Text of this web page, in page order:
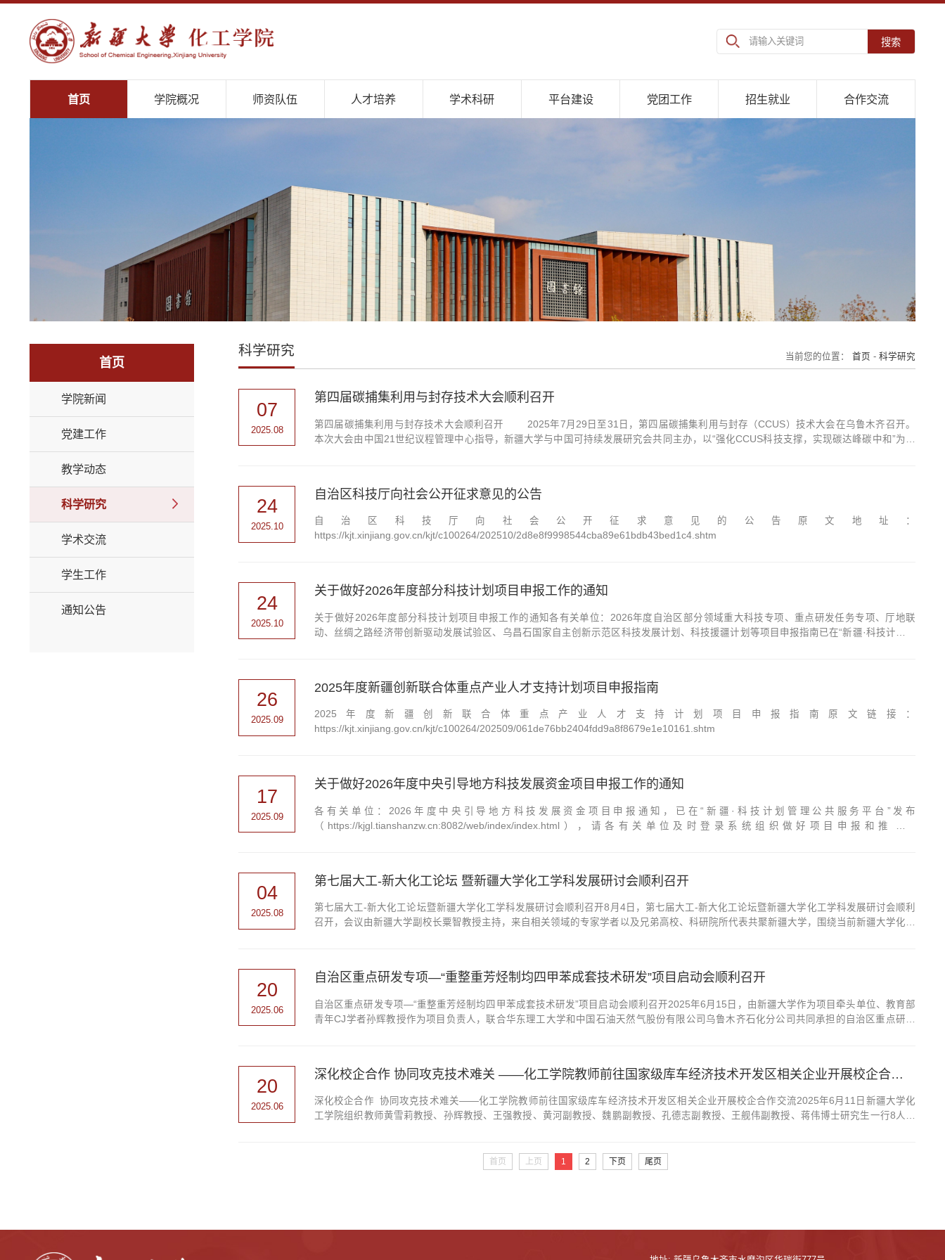
搜索
首页 学院概况 师资队伍 人才培养 学术科研 平台建设 党团工作 招生就业 合作交流
首页
学院新闻
党建工作
教学动态
科学研究
学术交流
学生工作
通知公告
科学研究 当前您的位置： 首页 - 科学研究
07
2025.08
第四届碳捕集利用与封存技术大会顺利召开
第四届碳捕集利用与封存技术大会顺利召开 2025年7月29日至31日，第四届碳捕集利用与封存（CCUS）技术大会在乌鲁木齐召开。
本次大会由中国21世纪议程管理中心指导，新疆大学与中国可持续发展研究会共同主办，以“强化CCUS科技支撑，实现碳达峰碳中和”为主
24
2025.10
自治区科技厅向社会公开征求意见的公告
自治区科技厅向社会公开征求意见的公告原文地址：
https://kjt.xinjiang.gov.cn/kjt/c100264/202510/2d8e8f9998544cba89e61bdb43bed1c4.shtm
24
2025.10
关于做好2026年度部分科技计划项目申报工作的通知
关于做好2026年度部分科技计划项目申报工作的通知各有关单位：2026年度自治区部分领域重大科技专项、重点研发任务专项、厅地联
动、丝绸之路经济带创新驱动发展试验区、乌昌石国家自主创新示范区科技发展计划、科技援疆计划等项目申报指南已在“新疆·科技计划管
26
2025.09
2025年度新疆创新联合体重点产业人才支持计划项目申报指南
2025年度新疆创新联合体重点产业人才支持计划项目申报指南原文链接：
https://kjt.xinjiang.gov.cn/kjt/c100264/202509/061de76bb2404fdd9a8f8679e1e10161.shtm
17
2025.09
关于做好2026年度中央引导地方科技发展资金项目申报工作的通知
各有关单位：2026年度中央引导地方科技发展资金项目申报通知，已在“新疆·科技计划管理公共服务平台”发布
（https://kjgl.tianshanzw.cn:8082/web/index/index.html），请各有关单位及时登录系统组织做好项目申报和推荐工
04
2025.08
第七届大工-新大化工论坛 暨新疆大学化工学科发展研讨会顺利召开
第七届大工-新大化工论坛暨新疆大学化工学科发展研讨会顺利召开8月4日，第七届大工-新大化工论坛暨新疆大学化工学科发展研讨会顺利
召开，会议由新疆大学副校长粟智教授主持，来自相关领域的专家学者以及兄弟高校、科研院所代表共聚新疆大学，围绕当前新疆大学化工
20
2025.06
自治区重点研发专项—“重整重芳烃制均四甲苯成套技术研发”项目启动会顺利召开
自治区重点研发专项—“重整重芳烃制均四甲苯成套技术研发”项目启动会顺利召开2025年6月15日，由新疆大学作为项目牵头单位、教育部
青年CJ学者孙辉教授作为项目负责人，联合华东理工大学和中国石油天然气股份有限公司乌鲁木齐石化分公司共同承担的自治区重点研发
20
2025.06
深化校企合作 协同攻克技术难关 ——化工学院教师前往国家级库车经济技术开发区相关企业开展校企合作交流
深化校企合作 协同攻克技术难关——化工学院教师前往国家级库车经济技术开发区相关企业开展校企合作交流2025年6月11日新疆大学化
工学院组织教师黄雪莉教授、孙辉教授、王强教授、黄河副教授、魏鹏副教授、孔德志副教授、王舰伟副教授、蒋伟博士研究生一行8人，
首页 上页 1 2 下页 尾页